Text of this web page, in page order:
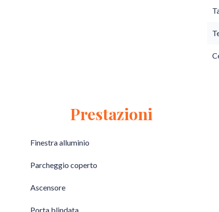
Prestazioni
Finestra alluminio
Parcheggio coperto
Ascensore
Porta blindata